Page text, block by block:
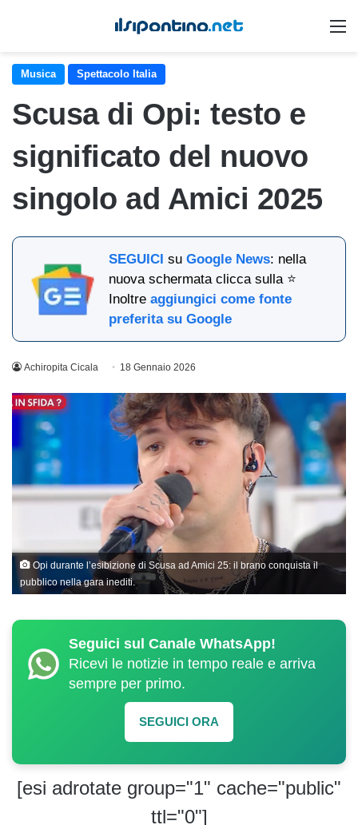
Musica Spettacolo Italia
Scusa di Opi: testo e
significato del nuovo
singolo ad Amici 2025
SEGUICI suGoogle News: nella
nuova schermata clicca sulla ⭐
Inoltreaggiungici come fonte
preferita su Google
Achiropita Cicala 18 Gennaio 2026
Opi durante l’esibizione di Scusa ad Amici 25: il brano conquista il
pubblico nella gara inediti.
Seguici sul Canale WhatsApp!
Ricevi le notizie in tempo reale e arriva
sempre per primo.
SEGUICI ORA
[esi adrotate group="1" cache="public"
ttl="0"]